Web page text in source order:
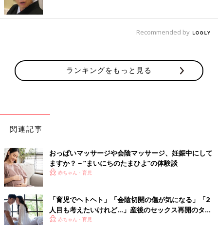
Recommended by
ランキングをもっと見る
関連記事
おっぱいマッサージや会陰マッサージ、妊娠中にして
ますか？－”まいにちのたまひよ”の体験談
赤ちゃん・育児
「育児でヘトヘト」「会陰切開の傷が気になる」「2
人目も考えたいけれど…」産後のセックス再開のタイ
ミングは？
赤ちゃん・育児